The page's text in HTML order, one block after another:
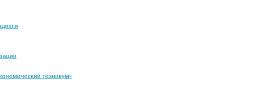
техникум»